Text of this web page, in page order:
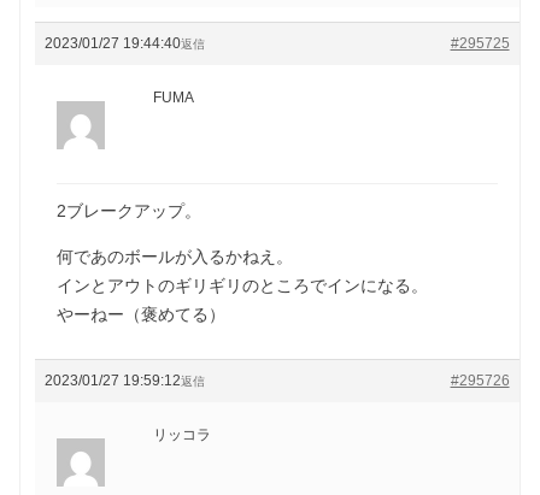
2023/01/27 19:44:40 #295725
返信
FUMA
2ブレークアップ。
何であのボールが入るかねえ。
インとアウトのギリギリのところでインになる。
やーねー（褒めてる）
2023/01/27 19:59:12 #295726
返信
リッコラ